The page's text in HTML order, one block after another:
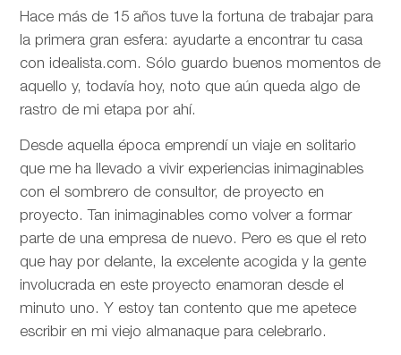
Hace más de 15 años tuve la fortuna de trabajar para
la primera gran esfera: ayudarte a encontrar tu casa
con idealista.com. Sólo guardo buenos momentos de
aquello y, todavía hoy, noto que aún queda algo de
rastro de mi etapa por ahí.
Desde aquella época emprendí un viaje en solitario
que me ha llevado a vivir experiencias inimaginables
con el sombrero de consultor, de proyecto en
proyecto. Tan inimaginables como volver a formar
parte de una empresa de nuevo. Pero es que el reto
que hay por delante, la excelente acogida y la gente
involucrada en este proyecto enamoran desde el
minuto uno. Y estoy tan contento que me apetece
escribir en mi viejo almanaque para celebrarlo.